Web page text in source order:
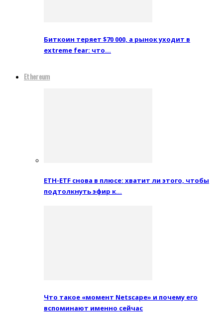
Биткоин теряет $70 000, а рынок уходит в
extreme fear: что…
Ethereum
ETH-ETF снова в плюсе: хватит ли этого, чтобы
подтолкнуть эфир к…
Что такое «момент Netscape» и почему его
вспоминают именно сейчас